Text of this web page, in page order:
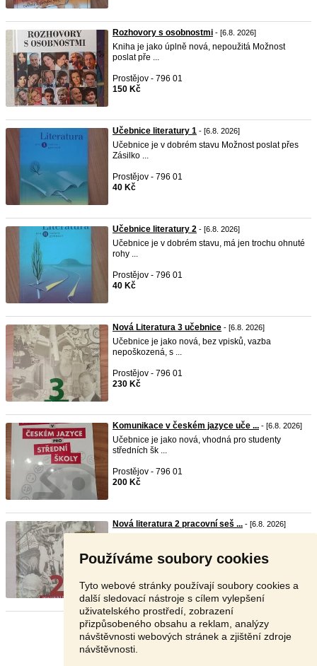
Používáme soubory cookies
Tyto webové stránky používají soubory cookies a
další sledovací nástroje s cílem vylepšení
uživatelského prostředí, zobrazení
přizpůsobeného obsahu a reklam, analýzy
návštěvnosti webových stránek a zjištění zdroje
návštěvnosti.
Rozhovory s osobnostmi - [6.8. 2026]
Kniha je jako úplně nová, nepoužitá Možnost
poslat pře ...
Prostějov - 796 01
150 Kč
Učebnice literatury 1 - [6.8. 2026]
Učebnice je v dobrém stavu Možnost poslat přes
Zásilko ...
Prostějov - 796 01
40 Kč
Učebnice literatury 2 - [6.8. 2026]
Učebnice je v dobrém stavu, má jen trochu ohnuté
rohy ...
Prostějov - 796 01
40 Kč
Nová Literatura 3 učebnice - [6.8. 2026]
Učebnice je jako nová, bez vpisků, vazba
nepoškozená, s ...
Prostějov - 796 01
230 Kč
Komunikace v českém jazyce uče ... - [6.8. 2026]
Učebnice je jako nová, vhodná pro studenty
středních šk ...
Prostějov - 796 01
200 Kč
Nová literatura 2 pracovní seš ... - [6.8. 2026]
130 Kč
Stránka: 1 2 3 Další